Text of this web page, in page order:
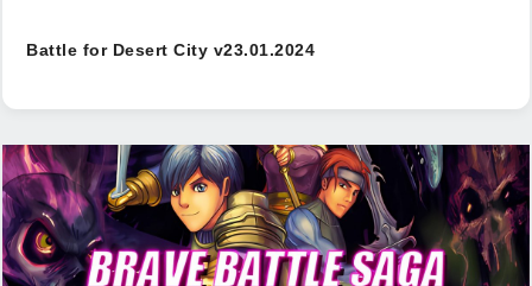
Battle for Desert City v23.01.2024